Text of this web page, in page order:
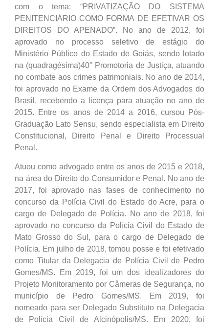
com o tema: “PRIVATIZAÇÃO DO SISTEMA
PENITENCIÁRIO COMO FORMA DE EFETIVAR OS
DIREITOS DO APENADO”. No ano de 2012, foi
aprovado no processo seletivo de estágio do
Ministério Público do Estado de Goiás, sendo lotado
na (quadragésima)40° Promotoria de Justiça, atuando
no combate aos crimes patrimoniais. No ano de 2014,
foi aprovado no Exame da Ordem dos Advogados do
Brasil, recebendo a licença para atuação no ano de
2015. Entre os anos de 2014 a 2016, cursou Pós-
Graduação Lato Sensu, sendo especialista em Direito
Constitucional, Direito Penal e Direito Processual
Penal.
Atuou como advogado entre os anos de 2015 e 2018,
na área do Direito do Consumidor e Penal. No ano de
2017, foi aprovado nas fases de conhecimento no
concurso da Polícia Civil do Estado do Acre, para o
cargo de Delegado de Polícia. No ano de 2018, foi
aprovado no concurso da Polícia Civil do Estado de
Mato Grosso do Sul, para o cargo de Delegado de
Polícia. Em julho de 2018, tomou posse e foi efetivado
como Titular da Delegacia de Polícia Civil de Pedro
Gomes/MS. Em 2019, foi um dos idealizadores do
Projeto Monitoramento por Câmeras de Segurança, no
município de Pedro Gomes/MS. Em 2019, foi
nomeado para ser Delegado Substituto na Delegacia
de Polícia Civil de Alcinópolis/MS. Em 2020, foi